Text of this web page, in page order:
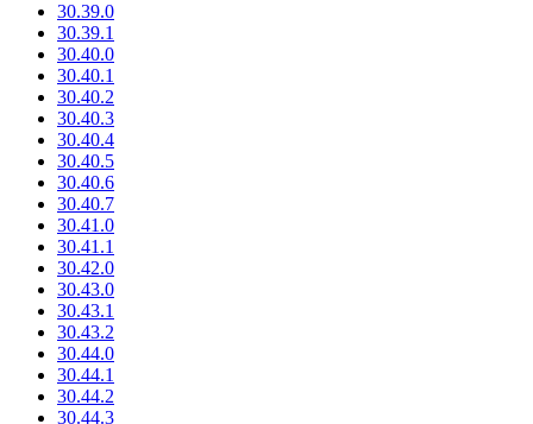
30.39.0
30.39.1
30.40.0
30.40.1
30.40.2
30.40.3
30.40.4
30.40.5
30.40.6
30.40.7
30.41.0
30.41.1
30.42.0
30.43.0
30.43.1
30.43.2
30.44.0
30.44.1
30.44.2
30.44.3